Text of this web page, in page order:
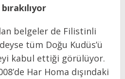
belgeler de Filistinli
tüm Doğu Kudüs’ü
kabul ettiği görülüyor.
Har Homa dışındaki